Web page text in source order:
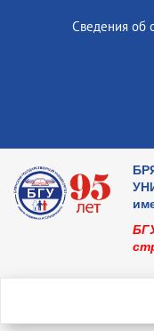
Сведения об